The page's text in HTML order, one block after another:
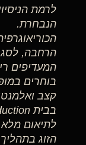
לרמת
הנבחרת.
הרחבה,
המעדיפים
בוחרים
קצב
לתיאום מלא
הזוג